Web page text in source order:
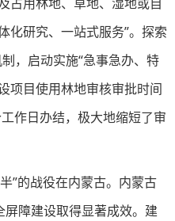
占用林地、草地、湿地或自
化研究、一站式服务”。探索
，启动实施“急事急办、特
项目使用林地审核审批时间
作日办结，极大地缩短了审
”的战役在内蒙古。内蒙古
障建设取得显著成效。建